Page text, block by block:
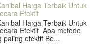
Harga Terbaik Untuk
Efektif
Harga Terbaik Untuk
Efektif Apa metode
paling efektif Be...